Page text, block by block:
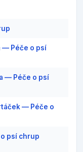
— Péče o psí
— Péče o psí
— Péče o
psí chrup